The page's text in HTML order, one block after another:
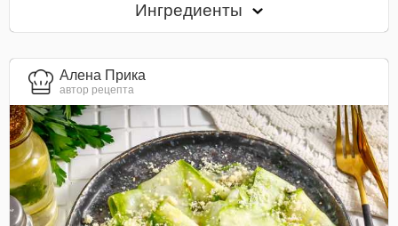
Ингредиенты
Алена Прика
автор рецепта